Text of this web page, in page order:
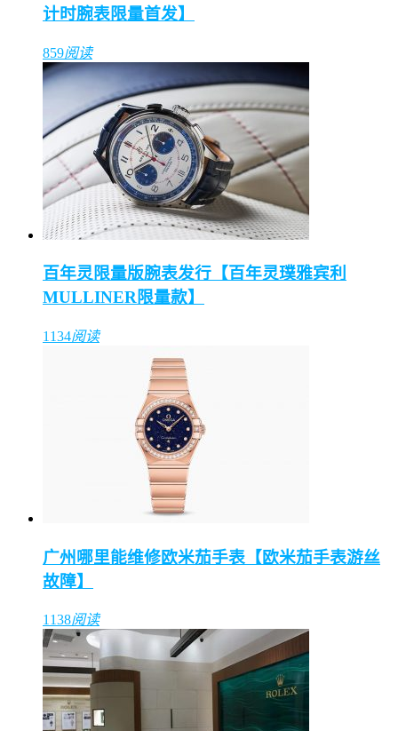
计时腕表限量首发】
859阅读
百年灵限量版腕表发行【百年灵璞雅宾利
MULLINER限量款】
1134阅读
广州哪里能维修欧米茄手表【欧米茄手表游丝
故障】
1138阅读